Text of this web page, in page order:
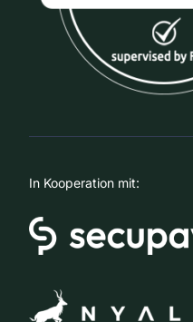
In Kooperation mit: